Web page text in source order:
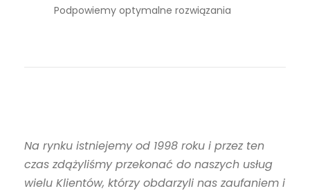
Podpowiemy optymalne rozwiązania
Na rynku istniejemy od 1998 roku i przez ten
czas zdążyliśmy przekonać do naszych usług
wielu Klientów, którzy obdarzyli nas zaufaniem i